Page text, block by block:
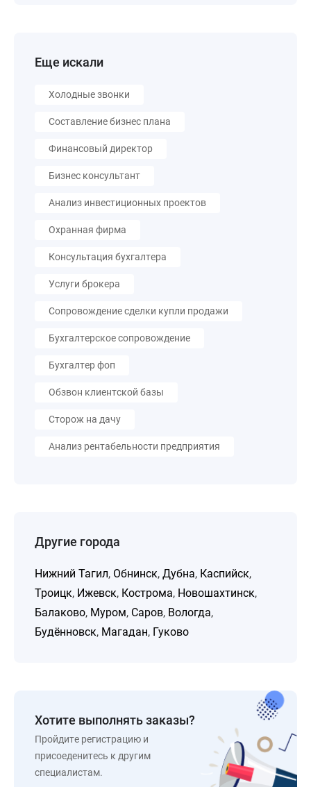
Еще искали
Холодные звонки
Составление бизнес плана
Финансовый директор
Бизнес консультант
Анализ инвестиционных проектов
Охранная фирма
Консультация бухгалтера
Услуги брокера
Сопровождение сделки купли продажи
Бухгалтерское сопровождение
Бухгалтер фоп
Обзвон клиентской базы
Сторож на дачу
Анализ рентабельности предприятия
Другие города
Нижний Тагил, Обнинск, Дубна, Каспийск,
Троицк, Ижевск, Кострома, Новошахтинск,
Балаково, Муром, Саров, Вологда,
Будённовск, Магадан, Гуково
Хотите выполнять заказы?
Пройдите регистрацию и
присоеденитесь к другим
специалистам.